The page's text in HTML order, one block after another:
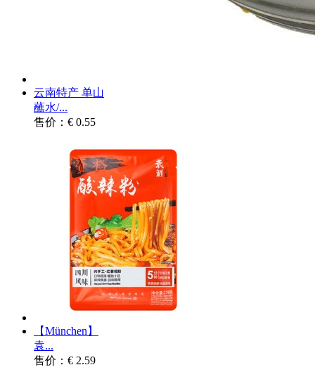
云南特产 单山
蘸水/...
售价：€ 0.55
【München】
袁...
售价：€ 2.59